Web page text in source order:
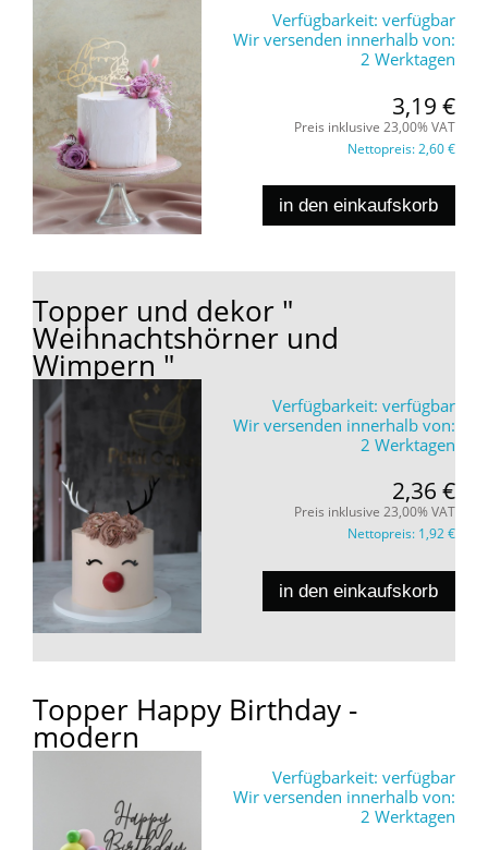
Verfügbarkeit: verfügbar
Wir versenden innerhalb von:
2 Werktagen
3,19 €
Preis inklusive 23,00% VAT
Nettopreis:2,60 €
in den einkaufskorb
Topper und dekor "
Weihnachtshörner und
Wimpern "
Verfügbarkeit: verfügbar
Wir versenden innerhalb von:
2 Werktagen
2,36 €
Preis inklusive 23,00% VAT
Nettopreis: 1,92 €
in den einkaufskorb
Topper Happy Birthday -
modern
Verfügbarkeit: verfügbar
Wir versenden innerhalb von:
2 Werktagen